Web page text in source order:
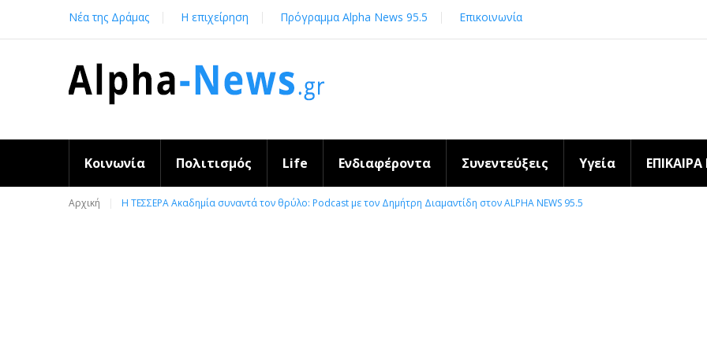
content
Νέα της Δράμας Η επιχείρηση Πρόγραμμα Alpha News 95.5 Επικοινωνία
Κοινωνία Πολιτισμός Life Ενδιαφέροντα Συνεντεύξεις Υγεία
Αρχική Η ΤΕΣΣΕΡΑ Ακαδημία συναντά τον θρύλο: Podcast με τον Δημήτρη Διαμαντίδη στον ALPHA NEWS 95.5